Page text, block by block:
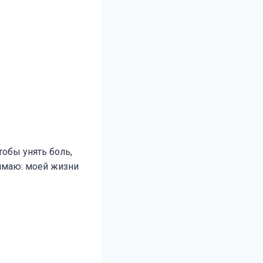
унять боль,
моей жизни